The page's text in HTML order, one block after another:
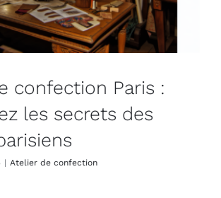
confection Paris :
les secrets des
| Atelier de confection